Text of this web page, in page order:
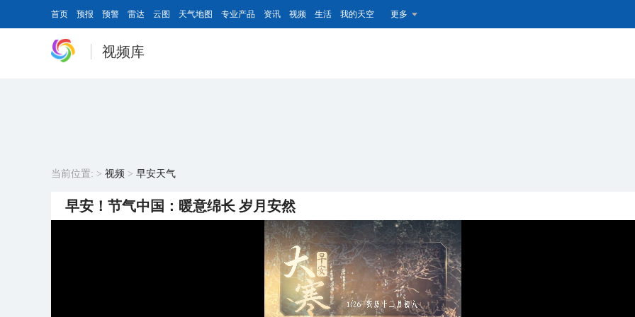
首页 预报 预警 雷达 云图 天气地图 专业产品 资讯 视频 生活 我的天空 更多
视频库
当前位置: > 视频 > 早安天气
早安！节气中国：暖意绵长 岁月安然